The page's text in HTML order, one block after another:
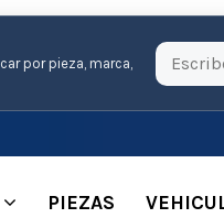
por pieza, marca,
PIEZAS